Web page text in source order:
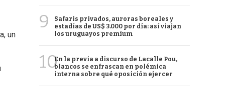
un
9
Safaris privados, auroras boreales y
estadías de US$ 3.000 por día: así viajan
los uruguayos premium
10En la previa a discurso de Lacalle Pou,
blancos se enfrascan en polémica
interna sobre qué oposición ejercer